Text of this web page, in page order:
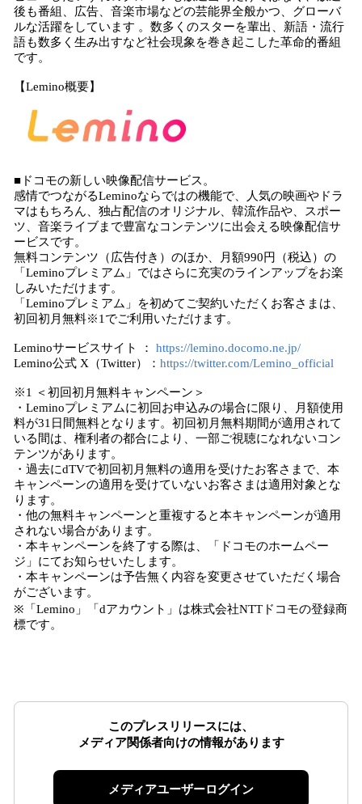
後も番組、広告、音楽市場などの芸能界全般かつ、グローバ
ルな活躍をしています 。数多くのスターを輩出、新語・流行
語も数多く生み出すなど社会現象を巻き起こした革命的番組
です。
【Lemino概要】
■ドコモの新しい映像配信サービス。
感情でつながるLeminoならではの機能で、人気の映画やドラ
マはもちろん、独占配信のオリジナル、韓流作品や、スポー
ツ、音楽ライブまで豊富なコンテンツに出会える映像配信サ
ービスです。
無料コンテンツ（広告付き）のほか、月額990円（税込）の
「Leminoプレミアム」ではさらに充実のラインアップをお楽
しみいただけます。
「Leminoプレミアム」を初めてご契約いただくお客さまは、
初回初月無料※1でご利用いただけます。
Leminoサービスサイト ： https://lemino.docomo.ne.jp/
Lemino公式 X（Twitter）： https://twitter.com/Lemino_official
※1 ＜初回初月無料キャンペーン＞
・Leminoプレミアムに初回お申込みの場合に限り、月額使用
料が31日間無料となります。初回初月無料期間が適用されて
いる間は、権利者の都合により、一部ご視聴になれないコン
テンツがあります。
・過去にdTVで初回初月無料の適用を受けたお客さまで、本
キャンペーンの適用を受けていないお客さまは適用対象とな
ります。
・他の無料キャンペーンと重複すると本キャンペーンが適用
されない場合があります。
・本キャンペーンを終了する際は、「ドコモのホームペー
ジ」にてお知らせいたします。
・本キャンペーンは予告無く内容を変更させていただく場合
がございます。
※「Lemino」「dアカウント」は株式会社NTTドコモの登録商
標です。
このプレスリリースには、
メディア関係者向けの情報があります
メディアユーザーログイン